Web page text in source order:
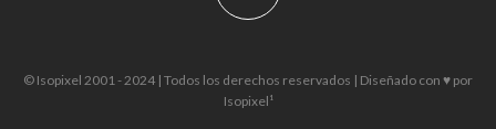
© Isopixel 2001 - 2024 | Todos los derechos reservados | Diseñado con ♥ por
Isopixel¹